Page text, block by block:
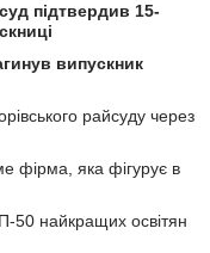
підтвердив 15-
випускник
райсуду через
фірма, яка фігурує в
50 найкращих освітян